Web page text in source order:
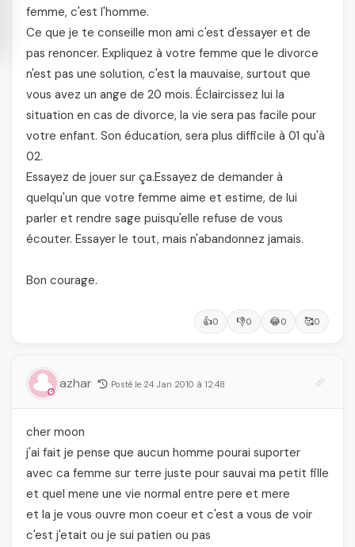
femme, c'est l'homme.
Ce que je te conseille mon ami c'est d'essayer et de
pas renoncer. Expliquez à votre femme que le divorce
n'est pas une solution, c'est la mauvaise, surtout que
vous avez un ange de 20 mois. Éclaircissez lui la
situation en cas de divorce, la vie sera pas facile pour
votre enfant. Son éducation, sera plus difficile à 01 qu'à
02.
Essayez de jouer sur ça.Essayez de demander à
quelqu'un que votre femme aime et estime, de lui
parler et rendre sage puisqu'elle refuse de vous
écouter. Essayer le tout, mais n'abandonnez jamais.
Bon courage.
👍0 👎0 😂0 🥰0
azhar Posté le 24 Jan 2010 à 12:48
cher moon
j'ai fait je pense que aucun homme pourai suporter
avec ca femme sur terre juste pour sauvai ma petit fille
et quel mene une vie normal entre pere et mere
et la je vous ouvre mon coeur et c'est a vous de voir
c'est j'etait ou je sui patien ou pas